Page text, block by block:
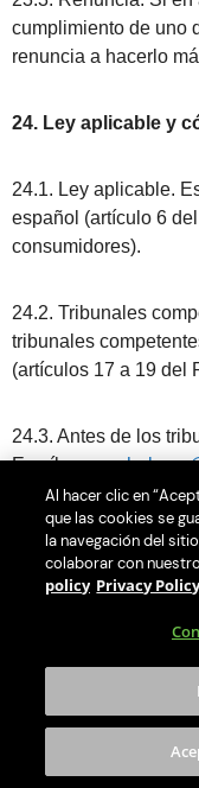
cumplimiento de uno
renuncia a hacerlo
24. Ley aplicable y
24.1. Ley aplicable.
español (artículo 6
consumidores).
24.2. Tribunales
tribunales
(artículos 17 a 19 del
24.3. Antes de los
Escríbenos ahelp-
lo posible por
24.4. Si no llegamos
alternativas:
Plataforma
línea (ODR):
puedes
Al hacer clic en
que las cookies se
la navegación del
colaborar con
policy Privacy